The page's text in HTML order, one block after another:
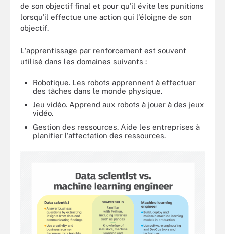
de son objectif final et pour qu'il évite les punitions
lorsqu'il effectue une action qui l'éloigne de son
objectif.
L'apprentissage par renforcement est souvent
utilisé dans les domaines suivants :
Robotique. Les robots apprennent à effectuer
des tâches dans le monde physique.
Jeu vidéo. Apprend aux robots à jouer à des jeux
vidéo.
Gestion des ressources. Aide les entreprises à
planifier l'affectation des ressources.